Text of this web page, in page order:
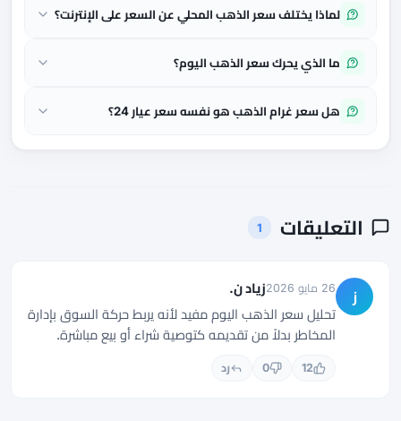
لماذا يختلف سعر الذهب المحلي عن السعر على الإنترنت؟
ما الذي يحرك سعر الذهب اليوم؟
هل سعر غرام الذهب هو نفسه سعر عيار 24؟
التعليقات 1
ز زياد ن. 26 مايو 2026
تحليل سعر الذهب اليوم مفيد لأنه يربط حركة السوق بإدارة
المخاطر بدلاً من تقديمه كتوصية شراء أو بيع مباشرة.
12
0 رد